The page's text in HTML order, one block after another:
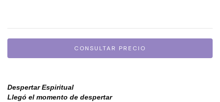
Despertar Espiritual
Llegó el momento de despertar